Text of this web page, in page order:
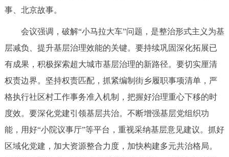
DEUTSCH FRANÇAIS РУССКИЙ ЯЗЫК
ESPAÑOL العربية PORTUGUÊS
ITALIANO
回到顶部
事、北京故事。
会议强调，破解“小马拉大车”问题，是整治形式主义为基
层减负、提升基层治理效能的关键。要持续巩固深化拓展已
有成果，积极探索超大城市基层治理的新路径。要切实厘清
权责边界。坚持权责匹配，抓紧编制街乡履职事项清单，严
格执行社区村工作事务准入机制，把握好治理重心下移的时
度效。要深化党建引领基层共治。不断增强基层党组织功
能，用好“小院议事厅”等平台，重视采纳基层意见建议。抓好
区域化党建，加大资源整合力度，加快构建多元共治格局。